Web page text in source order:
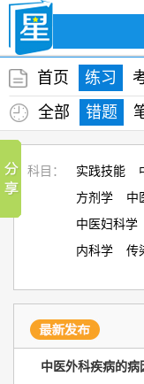
首页 练习
全部
错题
科目： 实践技能
方剂学
中
中医妇科学
内科学
传
中医外科疾病的病